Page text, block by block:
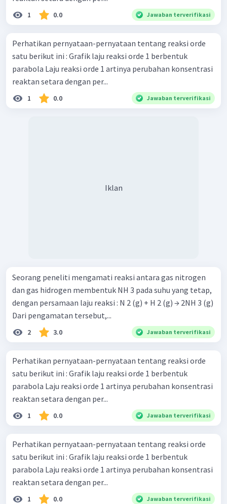
1 0.0 Jawaban terverifikasi
Perhatikan pernyataan-pernyataan tentang reaksi orde
satu berikut ini : Grafik laju reaksi orde 1 berbentuk
parabola Laju reaksi orde 1 artinya perubahan konsentrasi
reaktan setara dengan per...
1 0.0 Jawaban terverifikasi
Iklan
Seorang peneliti mengamati reaksi antara gas nitrogen
dan gas hidrogen membentuk NH 3 pada suhu yang tetap,
dengan persamaan laju reaksi : N 2 (g) + H 2 (g) → 2NH 3 (g)
Dari pengamatan tersebut,...
2 3.0 Jawaban terverifikasi
Perhatikan pernyataan-pernyataan tentang reaksi orde
satu berikut ini : Grafik laju reaksi orde 1 berbentuk
parabola Laju reaksi orde 1 artinya perubahan konsentrasi
reaktan setara dengan per...
1 0.0 Jawaban terverifikasi
Perhatikan pernyataan-pernyataan tentang reaksi orde
satu berikut ini : Grafik laju reaksi orde 1 berbentuk
parabola Laju reaksi orde 1 artinya perubahan konsentrasi
reaktan setara dengan per...
1 0.0 Jawaban terverifikasi